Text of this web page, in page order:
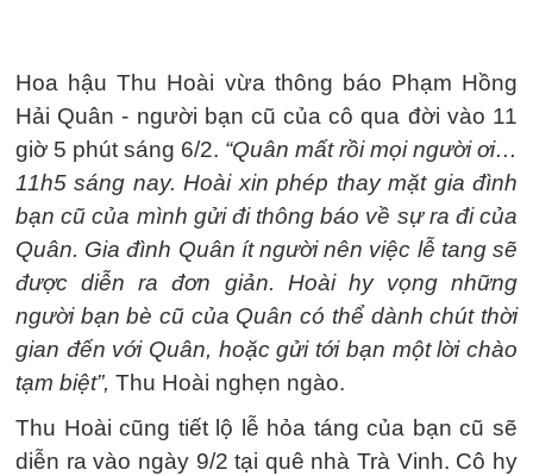
Hoa hậu Thu Hoài vừa thông báo Phạm Hồng
Hải Quân - người bạn cũ của cô qua đời vào 11
giờ 5 phút sáng 6/2. “Quân mất rồi mọi người ơi…
11h5 sáng nay. Hoài xin phép thay mặt gia đình
bạn cũ của mình gửi đi thông báo về sự ra đi của
Quân. Gia đình Quân ít người nên việc lễ tang sẽ
được diễn ra đơn giản. Hoài hy vọng những
người bạn bè cũ của Quân có thể dành chút thời
gian đến với Quân, hoặc gửi tới bạn một lời chào
tạm biệt”, Thu Hoài nghẹn ngào.
Thu Hoài cũng tiết lộ lễ hỏa táng của bạn cũ sẽ
diễn ra vào ngày 9/2 tại quê nhà Trà Vinh. Cô hy